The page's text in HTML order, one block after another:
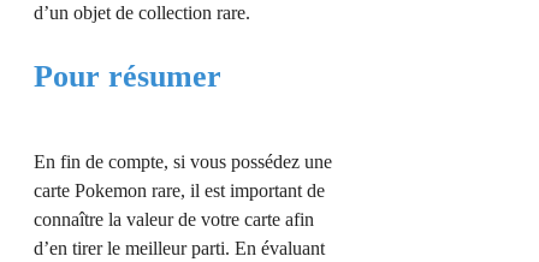
d’un objet de collection rare.
Pour résumer
En fin de compte, si vous possédez une
carte Pokemon rare, il est important de
connaître la valeur de votre carte afin
d’en tirer le meilleur parti. En évaluant